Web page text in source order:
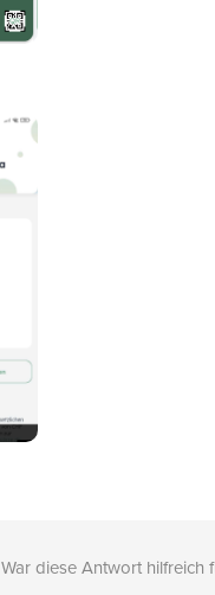
War diese Antwort hilfreich